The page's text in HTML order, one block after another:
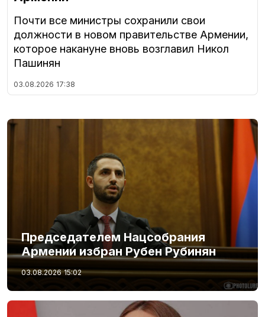
Почти все министры сохранили свои
должности в новом правительстве Армении,
которое накануне вновь возглавил Никол
Пашинян
03.08.2026 17:38
Председателем Нацсобрания
Армении избран Рубен Рубинян
03.08.2026 15:02